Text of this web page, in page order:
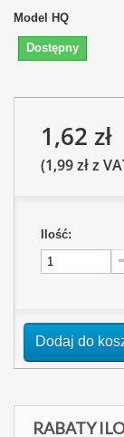
Model HQ
Dostępny
1,62 zł
(1,99 zł z
Ilość:
Dodaj do
RABATY